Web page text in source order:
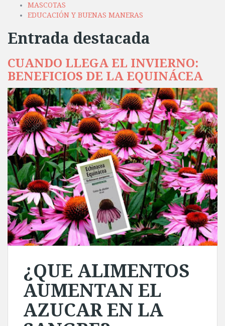
MASCOTAS
EDUCACIÓN Y BUENAS MANERAS
Entrada destacada
CUANDO LLEGA EL INVIERNO:
BENEFICIOS DE LA EQUINÁCEA
¿QUE ALIMENTOS
AUMENTAN EL
AZUCAR EN LA